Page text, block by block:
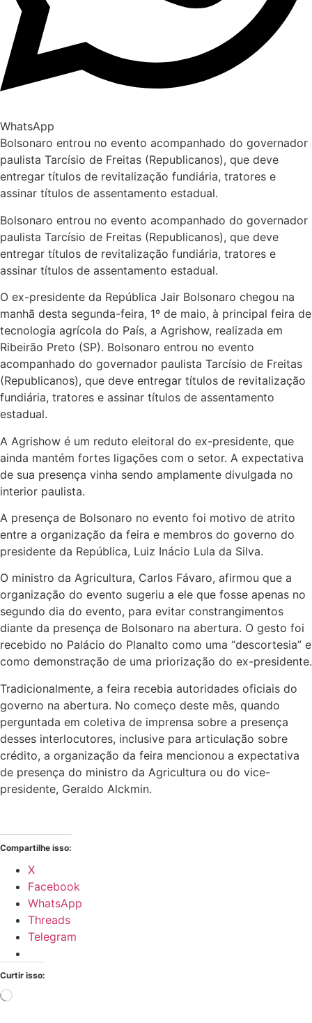
WhatsApp
Bolsonaro entrou no evento acompanhado do governador
paulista Tarcísio de Freitas (Republicanos), que deve
entregar títulos de revitalização fundiária, tratores e
assinar títulos de assentamento estadual.
Bolsonaro entrou no evento acompanhado do governador
paulista Tarcísio de Freitas (Republicanos), que deve
entregar títulos de revitalização fundiária, tratores e
assinar títulos de assentamento estadual.
O ex-presidente da República Jair Bolsonaro chegou na
manhã desta segunda-feira, 1º de maio, à principal feira de
tecnologia agrícola do País, a Agrishow, realizada em
Ribeirão Preto (SP). Bolsonaro entrou no evento
acompanhado do governador paulista Tarcísio de Freitas
(Republicanos), que deve entregar títulos de revitalização
fundiária, tratores e assinar títulos de assentamento
estadual.
A Agrishow é um reduto eleitoral do ex-presidente, que
ainda mantém fortes ligações com o setor. A expectativa
de sua presença vinha sendo amplamente divulgada no
interior paulista.
A presença de Bolsonaro no evento foi motivo de atrito
entre a organização da feira e membros do governo do
presidente da República, Luiz Inácio Lula da Silva.
O ministro da Agricultura, Carlos Fávaro, afirmou que a
organização do evento sugeriu a ele que fosse apenas no
segundo dia do evento, para evitar constrangimentos
diante da presença de Bolsonaro na abertura. O gesto foi
recebido no Palácio do Planalto como uma “descortesia” e
como demonstração de uma priorização do ex-presidente.
Tradicionalmente, a feira recebia autoridades oficiais do
governo na abertura. No começo deste mês, quando
perguntada em coletiva de imprensa sobre a presença
desses interlocutores, inclusive para articulação sobre
crédito, a organização da feira mencionou a expectativa
de presença do ministro da Agricultura ou do vice-
presidente, Geraldo Alckmin.
Compartilhe isso:
X
Facebook
WhatsApp
Threads
Telegram
Curtir isso:
Carregando...